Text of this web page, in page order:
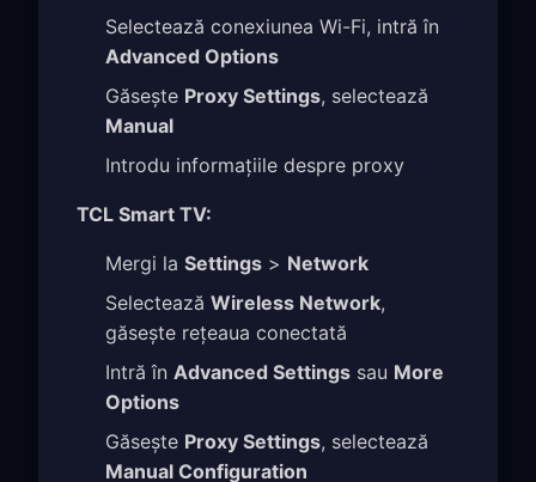
Selectează conexiunea Wi-Fi, intră în
Advanced Options
Găsește Proxy Settings, selectează
Manual
Introdu informațiile despre proxy
TCL Smart TV:
Mergi la Settings > Network
Selectează Wireless Network,
găsește rețeaua conectată
Intră în Advanced Settings sau More
Options
Găsește Proxy Settings, selectează
Manual Configuration